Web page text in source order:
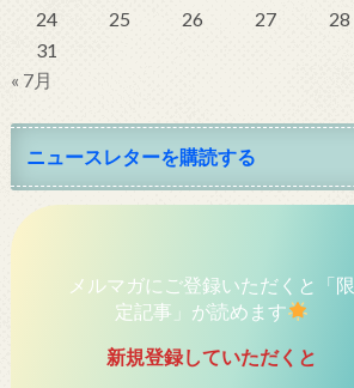
24
25 26 27 28
31
« 7月
ニュースレターを購読する
メルマガにご登録いただくと「限
定記事」が読めます
新規登録していただくと